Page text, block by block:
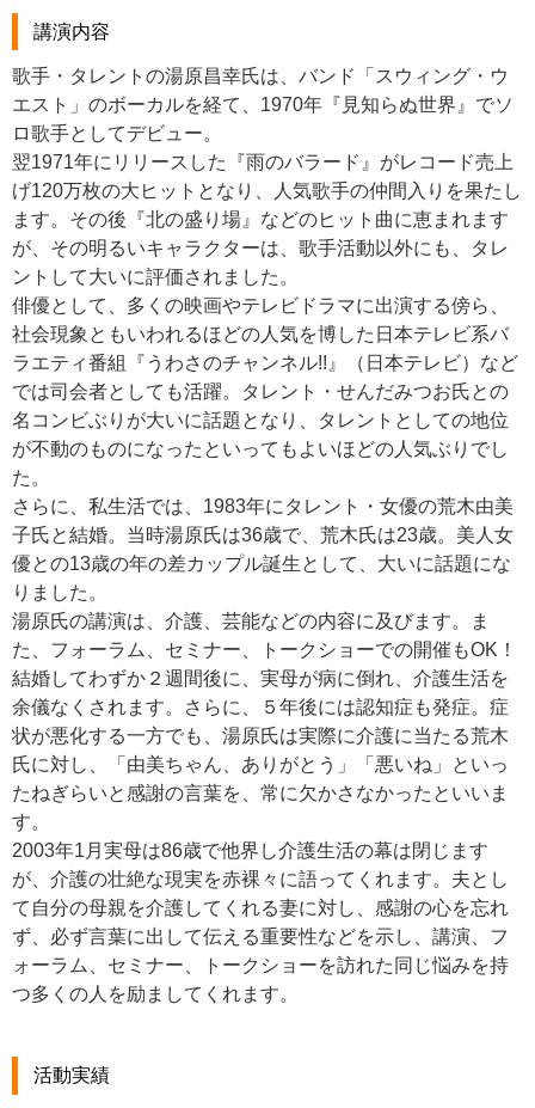
講演内容
歌手・タレントの湯原昌幸氏は、バンド「スウィング・ウ
エスト」のボーカルを経て、1970年『見知らぬ世界』でソ
ロ歌手としてデビュー。
翌1971年にリリースした『雨のバラード』がレコード売上
げ120万枚の大ヒットとなり、人気歌手の仲間入りを果たし
ます。その後『北の盛り場』などのヒット曲に恵まれます
が、その明るいキャラクターは、歌手活動以外にも、タレ
ントして大いに評価されました。
俳優として、多くの映画やテレビドラマに出演する傍ら、
社会現象ともいわれるほどの人気を博した日本テレビ系バ
ラエティ番組『うわさのチャンネル!!』（日本テレビ）など
では司会者としても活躍。タレント・せんだみつお氏との
名コンビぶりが大いに話題となり、タレントとしての地位
が不動のものになったといってもよいほどの人気ぶりでし
た。
さらに、私生活では、1983年にタレント・女優の荒木由美
子氏と結婚。当時湯原氏は36歳で、荒木氏は23歳。美人女
優との13歳の年の差カップル誕生として、大いに話題にな
りました。
湯原氏の講演は、介護、芸能などの内容に及びます。ま
た、フォーラム、セミナー、トークショーでの開催もOK！
結婚してわずか２週間後に、実母が病に倒れ、介護生活を
余儀なくされます。さらに、５年後には認知症も発症。症
状が悪化する一方でも、湯原氏は実際に介護に当たる荒木
氏に対し、「由美ちゃん、ありがとう」「悪いね」といっ
たねぎらいと感謝の言葉を、常に欠かさなかったといいま
す。
2003年1月実母は86歳で他界し介護生活の幕は閉じます
が、介護の壮絶な現実を赤裸々に語ってくれます。夫とし
て自分の母親を介護してくれる妻に対し、感謝の心を忘れ
ず、必ず言葉に出して伝える重要性などを示し、講演、フ
ォーラム、セミナー、トークショーを訪れた同じ悩みを持
つ多くの人を励ましてくれます。
活動実績